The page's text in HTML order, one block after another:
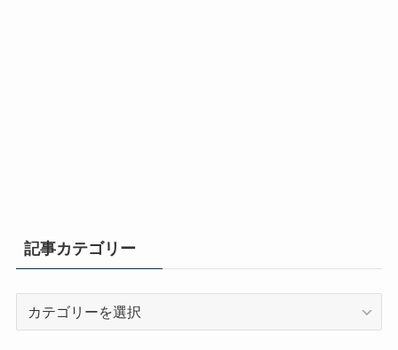
記事カテゴリー